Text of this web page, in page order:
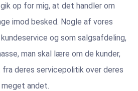
op for mig, at det handler om
imod besked. Nogle af vores
og som salgsafdeling,
man skal lære om de kunder,
fra deres servicepolitik over deres
andet.